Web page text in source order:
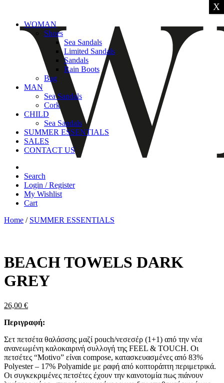
WOMAN
Shoes
Sea Sandals
Limited Sandals
Sandals
Rain Boots
Bag
MAN
Sea Sandals
Cork
CHILD
Sea Sandals
SUMMER ESSENTIALS
SALES
CONTACT US
Search
Login / Register
My Wishlist
Cart
Home / SUMMER ESSENTIALS
BEACH TOWELS DARK
GREY
26,00 €
Περιγραφή:
Σετ πετσέτα θαλάσσης μαζί pouch/νεσεσέρ (1+1) από την νέα
ανανεωμένη καλοκαιρινή συλλογή της FEEL & TOUCH. Οι
πετσέτες “Motivo” είναι compose, κατασκευασμένες από 83%
Polyester – 17% Polyamide με ραφή από κοπτοράπτη περιμετρικά.
Οι συγκεκριμένες πετσέτες έχουν την καινοτομία πως πιάνουν
X